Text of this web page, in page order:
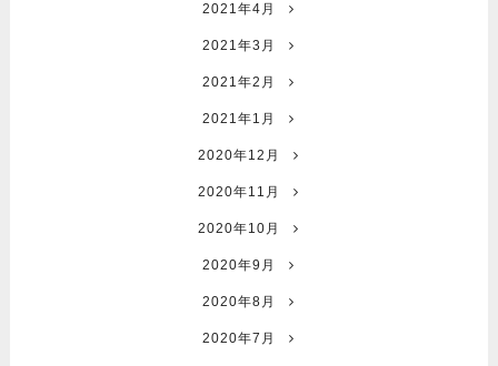
2021年4月
2021年3月
2021年2月
2021年1月
2020年12月
2020年11月
2020年10月
2020年9月
2020年8月
2020年7月